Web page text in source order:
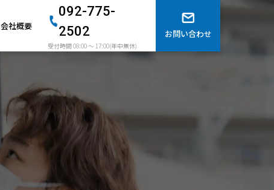
会社概要
092-775-
2502
受付時間 08:00 〜 17:00(年中無休)
お問い合わせ